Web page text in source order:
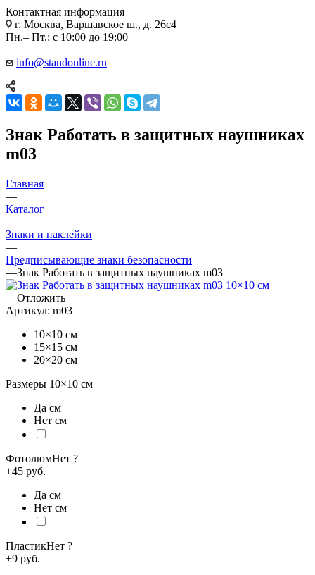
Контактная информация
г. Москва, Варшавское ш., д. 26с4
Пн.– Пт.: с 10:00 до 19:00
info@standonline.ru
Знак Работать в защитных наушниках
m03
Главная
—
Каталог
—
Знаки и наклейки
—
Предписывающие знаки безопасности
—Знак Работать в защитных наушниках m03
Отложить
Артикул: m03
10×10 см
15×15 см
20×20 см
Размеры 10×10 см
Да см
Нет см
ФотолюмНет ?
+45 руб.
Да см
Нет см
ПластикНет ?
+9 руб.